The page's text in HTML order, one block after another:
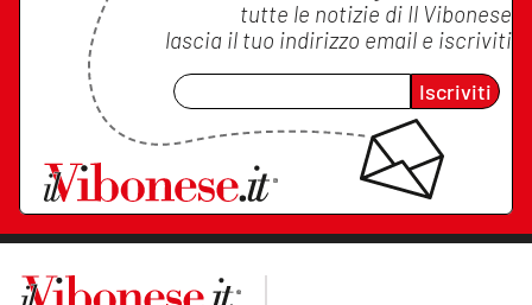
tutte le notizie di Il Vibonese
lascia il tuo indirizzo email e iscriviti
Iscriviti